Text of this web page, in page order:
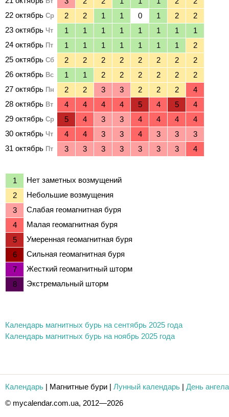
22 октябрь Ср
23 октябрь Чт
24 октябрь Пт
25 октябрь Сб
26 октябрь Вс
27 октябрь Пн
28 октябрь Вт
29 октябрь Ср
30 октябрь Чт
31 октябрь Пт
Нет заметных возмущений
Небольшие возмущения
Слабая геомагнитная буря
Малая геомагнитная буря
Умеренная геомагнитная буря
Сильная геомагнитная буря
Жесткий геомагнитный шторм
Экстремальный шторм
Календарь магнитных бурь на сентябрь 2025 года
Календарь магнитных бурь на ноябрь 2025 года
Календарь | Магнитные бури | Лунный календарь | День ангела
© mycalendar.com.ua, 2012—2026